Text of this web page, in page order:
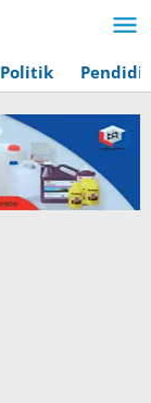
Politik